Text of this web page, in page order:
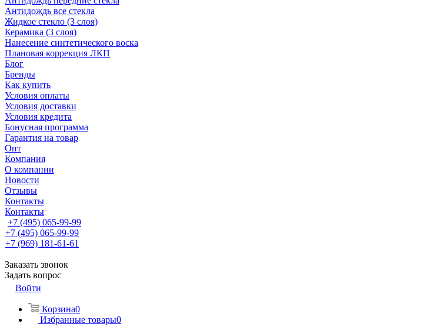
Антидождь все стекла
Жидкое стекло (3 слоя)
Керамика (3 слоя)
Нанесение синтетического воска
Плановая коррекция ЛКП
Блог
Бренды
Как купить
Условия оплаты
Условия доставки
Условия кредита
Бонусная программа
Гарантия на товар
Опт
Компания
О компании
Новости
Отзывы
Контакты
Контакты
+7 (495) 065-99-99
+7 (495) 065-99-99
+7 (969) 181-61-61
Заказать звонок
Задать вопрос
Войти
Корзина0
Избранные товары0